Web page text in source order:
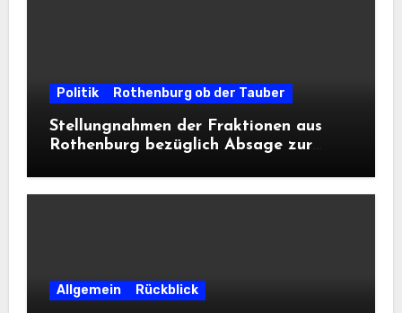
Politik Rothenburg ob der Tauber
Stellungnahmen der Fraktionen aus
Rothenburg bezüglich Absage zur
Allgemein Rückblick